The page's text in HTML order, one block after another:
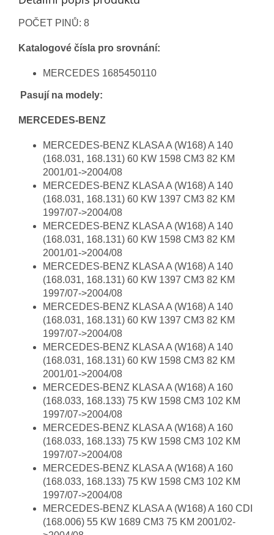
POČET PINŮ: 8
Katalogové čísla pro srovnání:
MERCEDES 1685450110
Pasují na modely:
MERCEDES-BENZ
MERCEDES-BENZ KLASA A (W168) A 140
(168.031, 168.131) 60 KW 1598 CM3 82 KM
2001/01->2004/08
MERCEDES-BENZ KLASA A (W168) A 140
(168.031, 168.131) 60 KW 1397 CM3 82 KM
1997/07->2004/08
MERCEDES-BENZ KLASA A (W168) A 140
(168.031, 168.131) 60 KW 1598 CM3 82 KM
2001/01->2004/08
MERCEDES-BENZ KLASA A (W168) A 140
(168.031, 168.131) 60 KW 1397 CM3 82 KM
1997/07->2004/08
MERCEDES-BENZ KLASA A (W168) A 140
(168.031, 168.131) 60 KW 1397 CM3 82 KM
1997/07->2004/08
MERCEDES-BENZ KLASA A (W168) A 140
(168.031, 168.131) 60 KW 1598 CM3 82 KM
2001/01->2004/08
MERCEDES-BENZ KLASA A (W168) A 160
(168.033, 168.133) 75 KW 1598 CM3 102 KM
1997/07->2004/08
MERCEDES-BENZ KLASA A (W168) A 160
(168.033, 168.133) 75 KW 1598 CM3 102 KM
1997/07->2004/08
MERCEDES-BENZ KLASA A (W168) A 160
(168.033, 168.133) 75 KW 1598 CM3 102 KM
1997/07->2004/08
MERCEDES-BENZ KLASA A (W168) A 160 CDI
(168.006) 55 KW 1689 CM3 75 KM 2001/02-